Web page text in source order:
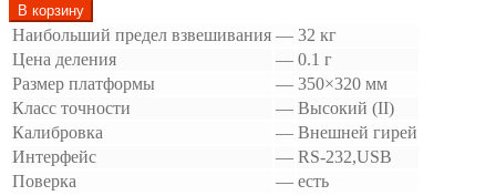
В корзину
Наибольший предел взвешивания — 32 кг
Цена деления
— 0.1 г
Размер платформы
— 350×320 мм
Класс точности
— Высокий (II)
Калибровка
— Внешней гирей
Интерфейс
— RS-232,USB
Поверка
— есть